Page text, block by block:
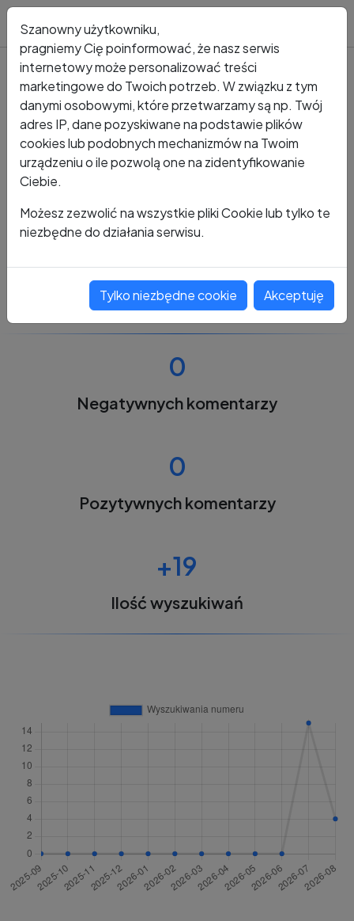
Kto dzwonił? Numer +48 487 990 974
+48 487 990 974
0
Negatywnych komentarzy
0
Pozytywnych komentarzy
+19
Ilość wyszukiwań
Szanowny użytkowniku,
pragniemy Cię poinformować, że nasz serwis
internetowy może personalizować treści
marketingowe do Twoich potrzeb. W związku z tym
danymi osobowymi, które przetwarzamy są np. Twój
adres IP, dane pozyskiwane na podstawie plików
cookies lub podobnych mechanizmów na Twoim
urządzeniu o ile pozwolą one na zidentyfikowanie
Ciebie.
Możesz zezwolić na wszystkie pliki Cookie lub tylko te
niezbędne do działania serwisu.
Tylko niezbędne cookie Akceptuję